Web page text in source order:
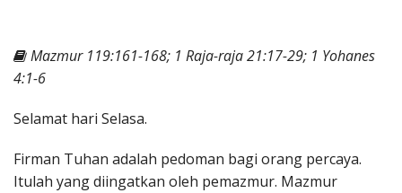
Materi
Penerbitan
Mazmur 119:161-168; 1 Raja-raja 21:17-29; 1 Yohanes
4:1-6
Selamat hari Selasa.
Firman Tuhan adalah pedoman bagi orang percaya.
Itulah yang diingatkan oleh pemazmur. Mazmur